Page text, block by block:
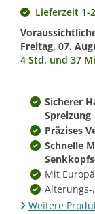
Lieferzeit 1-
Freitag, 07.
4 Std. und 37
Sicherer
Spreizung
Präzises
Schnelle
Mit
Weitere